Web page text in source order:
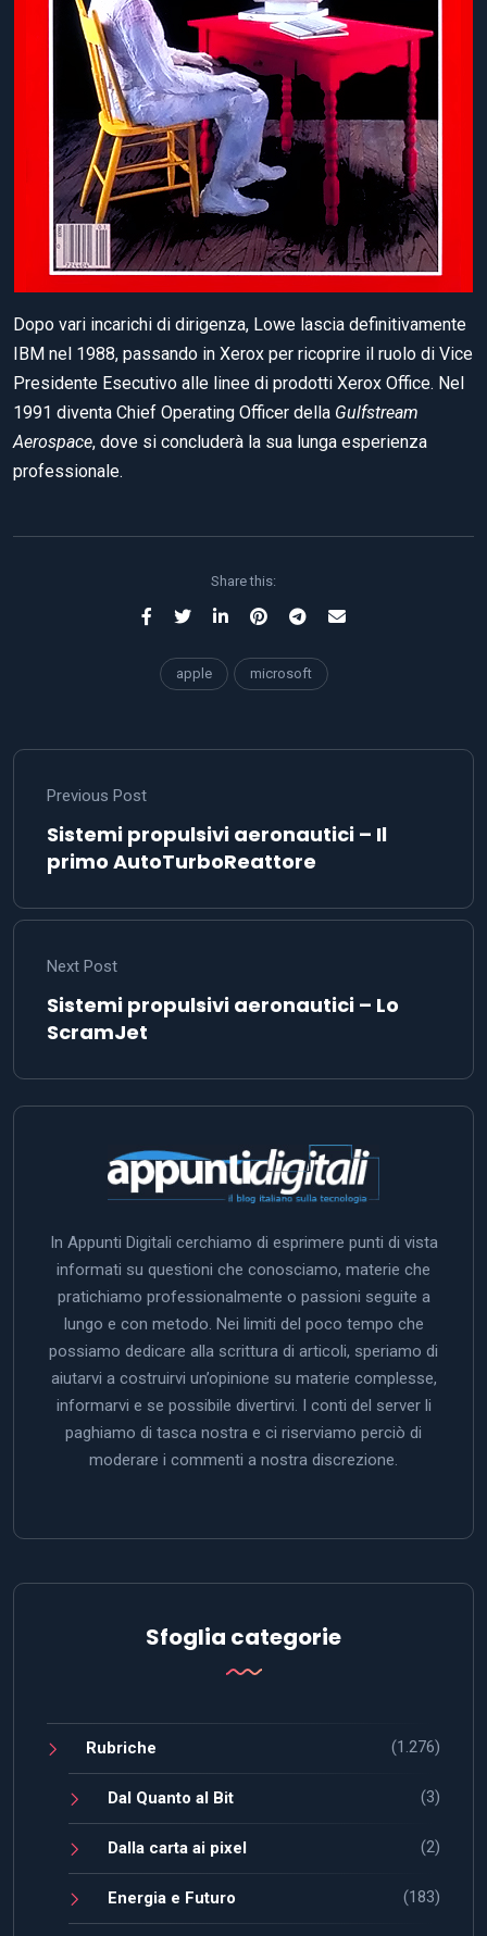
Dopo vari incarichi di dirigenza, Lowe lascia definitivamente
IBM nel 1988, passando in Xerox per ricoprire il ruolo di Vice
Presidente Esecutivo alle linee di prodotti Xerox Office. Nel
1991 diventa Chief Operating Officer della Gulfstream
Aerospace, dove si concluderà la sua lunga esperienza
professionale.
Share this:
apple microsoft
Previous Post
Sistemi propulsivi aeronautici – Il
primo AutoTurboReattore
Next Post
Sistemi propulsivi aeronautici – Lo
ScramJet
In Appunti Digitali cerchiamo di esprimere punti di vista
informati su questioni che conosciamo, materie che
pratichiamo professionalmente o passioni seguite a
lungo e con metodo. Nei limiti del poco tempo che
possiamo dedicare alla scrittura di articoli, speriamo di
aiutarvi a costruirvi un’opinione su materie complesse,
informarvi e se possibile divertirvi. I conti del server li
paghiamo di tasca nostra e ci riserviamo perciò di
moderare i commenti a nostra discrezione.
Sfoglia categorie
Rubriche (1.276)
Dal Quanto al Bit (3)
Dalla carta ai pixel (2)
Energia e Futuro (183)